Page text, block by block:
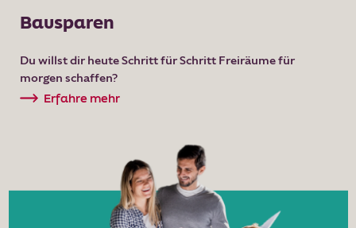
Bausparen
Du willst dir heute Schritt für Schritt Freiräume für
morgen schaffen?
Erfahre mehr